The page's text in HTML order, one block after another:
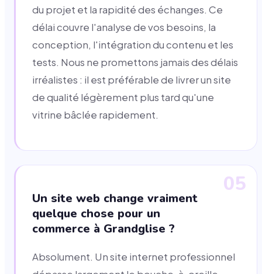
du projet et la rapidité des échanges. Ce
délai couvre l'analyse de vos besoins, la
conception, l'intégration du contenu et les
tests. Nous ne promettons jamais des délais
irréalistes : il est préférable de livrer un site
de qualité légèrement plus tard qu'une
vitrine bâclée rapidement.
05
Un site web change vraiment
quelque chose pour un
commerce à Grandglise ?
Absolument. Un site internet professionnel